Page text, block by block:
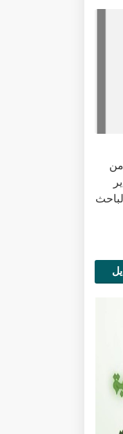
التفاعلي للتدوينة . محسن رمضاني - العدد 94 من